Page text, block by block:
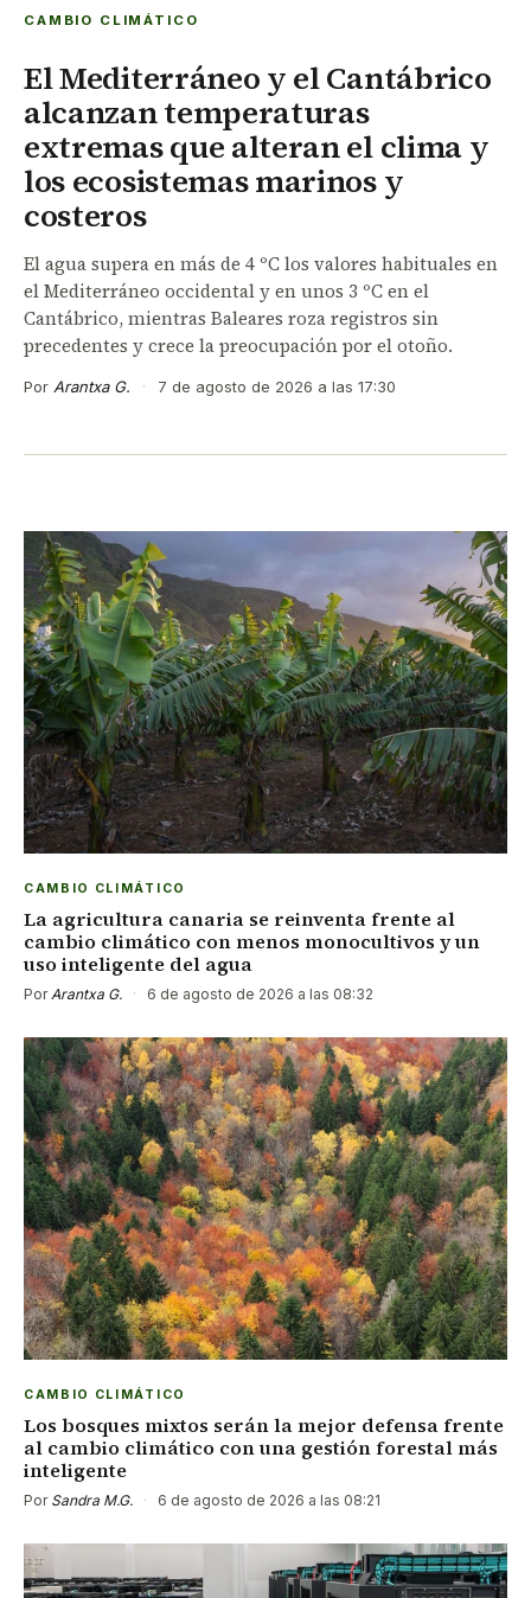
CAMBIO CLIMÁTICO
El Mediterráneo y el Cantábrico
alcanzan temperaturas
extremas que alteran el clima y
los ecosistemas marinos y
costeros
El agua supera en más de 4 ºC los valores habituales en
el Mediterráneo occidental y en unos 3 ºC en el
Cantábrico, mientras Baleares roza registros sin
precedentes y crece la preocupación por el otoño.
Por Arantxa G. · 7 de agosto de 2026 a las 17:30
CAMBIO CLIMÁTICO
La agricultura canaria se reinventa frente al
cambio climático con menos monocultivos y un
uso inteligente del agua
Por Arantxa G. · 6 de agosto de 2026 a las 08:32
CAMBIO CLIMÁTICO
Los bosques mixtos serán la mejor defensa frente
al cambio climático con una gestión forestal más
inteligente
Por Sandra M.G. · 6 de agosto de 2026 a las 08:21